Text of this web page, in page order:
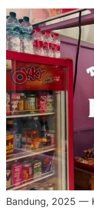
Bandung, 2025 —